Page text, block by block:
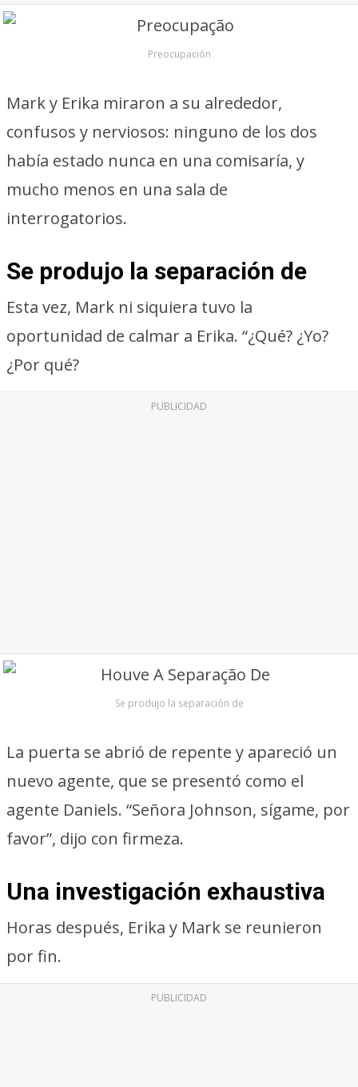
Preocupación
Mark y Erika miraron a su alrededor,
confusos y nerviosos: ninguno de los dos
había estado nunca en una comisaría, y
mucho menos en una sala de
interrogatorios.
Se produjo la separación de
Esta vez, Mark ni siquiera tuvo la
oportunidad de calmar a Erika. “¿Qué? ¿Yo?
¿Por qué?
PUBLICIDAD
Se produjo la separación de
La puerta se abrió de repente y apareció un
nuevo agente, que se presentó como el
agente Daniels. “Señora Johnson, sígame, por
favor”, dijo con firmeza.
Una investigación exhaustiva
Horas después, Erika y Mark se reunieron
por fin.
PUBLICIDAD